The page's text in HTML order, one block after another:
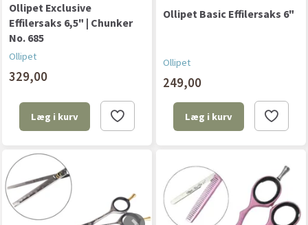
Ollipet Exclusive
Effilersaks 6,5" | Chunker
No. 685
Ollipet
329,00
Læg i kurv
Ollipet Basic Effilersaks 6"
Ollipet
249,00
Læg i kurv